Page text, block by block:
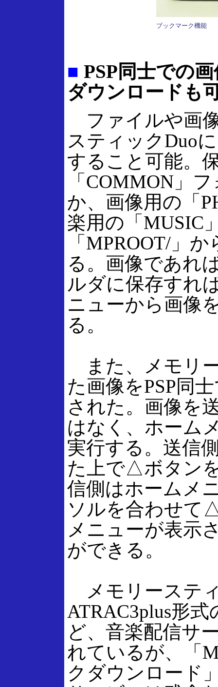
ブックマーク機能
■ PSP同士での
ダウンロードも
ファイルや画
スティックDuo
すること可能。
「COMMON」
か、画像用の「
楽用の「MUSIC
「MPROOT/」
る。画像であれ
ルダに保存すれ
ニューから画像
る。
また、メモリ
た画像をPSP同
された。画像を
はなく、ホーム
実行する。送信
た上で△ボタン
信側はホームメ
ソルを合わせて
メニューが表示
ができる。
メモリーステ
ATRAC3plus形
ど、音楽配信サ
れているが、「
クダウンロード